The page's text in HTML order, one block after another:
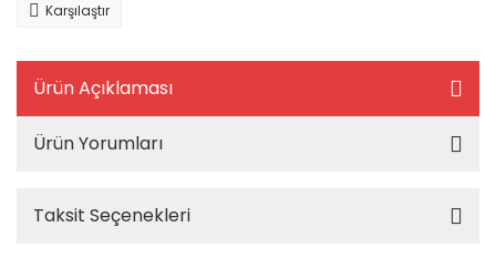
Karşılaştır
Ürün Açıklaması
Ürün Yorumları
Taksit Seçenekleri